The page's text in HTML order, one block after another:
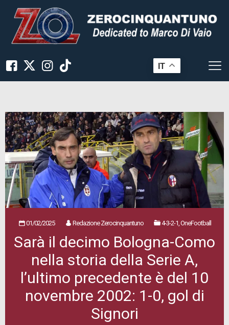
IT
01/02/2025 Redazione Zerocinquantuno 4-3-2-1, OneFootball
Sarà il decimo Bologna-Como
nella storia della Serie A,
l’ultimo precedente è del 10
novembre 2002: 1-0, gol di
Signori